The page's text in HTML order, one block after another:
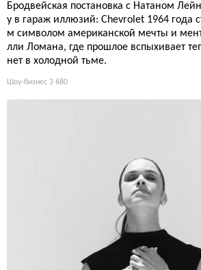
Бродвейская постановка с Натаном
у в гараж иллюзий: Chevrolet 1964 года
м символом американской мечты и
лли Ломана, где прошлое вспыхивает
нет в холодной тьме.
Шоу-бизнес 3 680